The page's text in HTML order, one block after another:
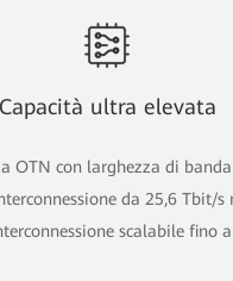
Capacità ultra elevata
OTN con larghezza di
da 25,6 Tbit/s
scalabile fino